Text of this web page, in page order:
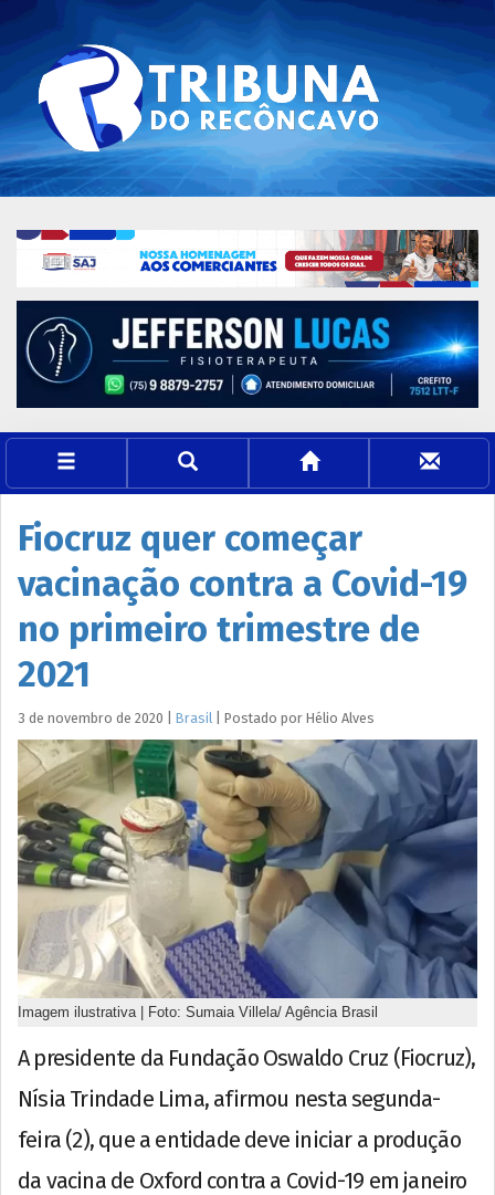
Fiocruz quer começar
vacinação contra a Covid-19
no primeiro trimestre de
2021
3 de novembro de 2020 Brasil Postado por Hélio Alves
Imagem ilustrativa | Foto: Sumaia Villela/ Agência Brasil
A presidente da Fundação Oswaldo Cruz (Fiocruz),
Nísia Trindade Lima, afirmou nesta segunda-
feira (2), que a entidade deve iniciar a produção
da vacina de Oxford contra a Covid-19 em janeiro